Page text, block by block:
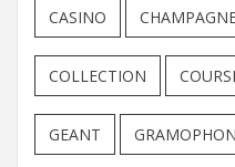
CASINO
COLLECTION
GEANT